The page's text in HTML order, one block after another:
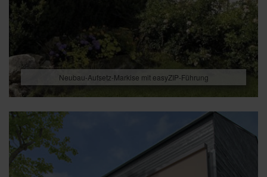
Neubau-Aufsetz-Markise mit easyZIP-Führung